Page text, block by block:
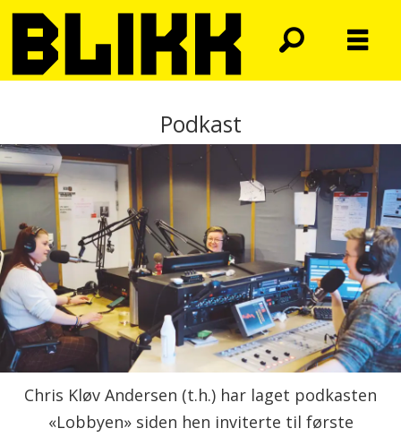
Podkast
Chris Kløv Andersen (t.h.) har laget podkasten
«Lobbyen» siden hen inviterte til første